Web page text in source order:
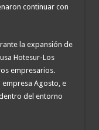
continuar con
la expansión de
Hotesur-Los
empresarios.
empresa Agosto, e
del entorno